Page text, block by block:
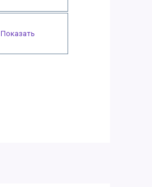
Показать